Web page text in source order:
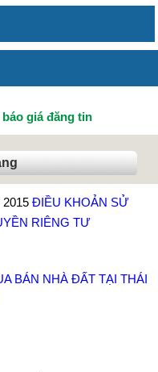
báo giá đăng tin
ĐIỀU KHOẢN SỬ
RIÊNG TƯ
BÁN NHÀ ĐẤT TẠI THÁI